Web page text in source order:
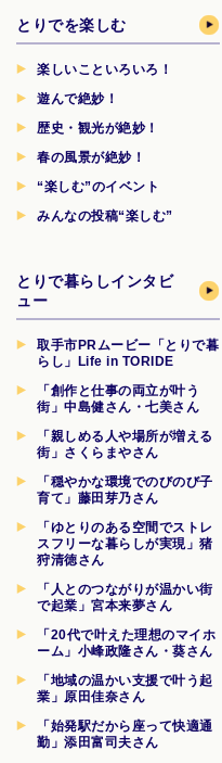
とりでを楽しむ
楽しいこといろいろ！
遊んで絶妙！
歴史・観光が絶妙！
春の風景が絶妙！
“楽しむ”のイベント
みんなの投稿“楽しむ”
とりで暮らしインタビ
ュー
取手市PRムービー「とりで暮
らし」Life in TORIDE
「創作と仕事の両立が叶う
街」中島健さん・七美さん
「親しめる人や場所が増える
街」さくらまやさん
「穏やかな環境でのびのび子
育て」藤田芽乃さん
「ゆとりのある空間でストレ
スフリーな暮らしが実現」猪
狩清徳さん
「人とのつながりが温かい街
で起業」宮本来夢さん
「20代で叶えた理想のマイホ
ーム」小峰政隆さん・葵さん
「地域の温かい支援で叶う起
業」原田佳奈さん
「始発駅だから座って快適通
勤」添田富司夫さん